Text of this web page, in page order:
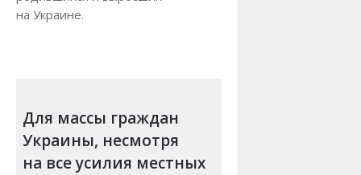
на Украине.
Для массы граждан
Украины, несмотря
на все усилия местных